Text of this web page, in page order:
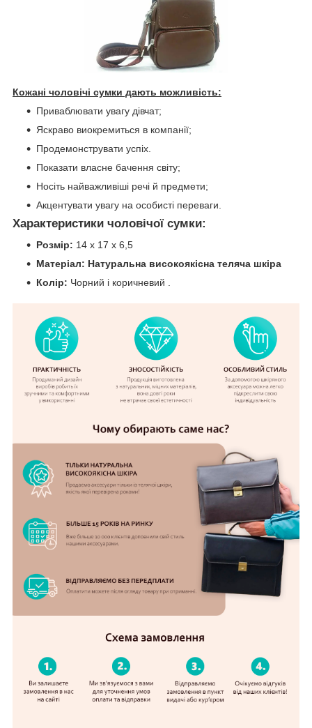
Кожані чоловічі сумки дають можливість:
Приваблювати увагу дівчат;
Яскраво виокремиться в компанії;
Продемонструвати успіх.
Показати власне бачення світу;
Носіть найважливіші речі й предмети;
Акцентувати увагу на особисті переваги.
Характеристики чоловічої сумки:
Розмір: 14 х 17 х 6,5
Матеріал: Натуральна високоякісна теляча шкіра
Колір: Чорний і коричневий .